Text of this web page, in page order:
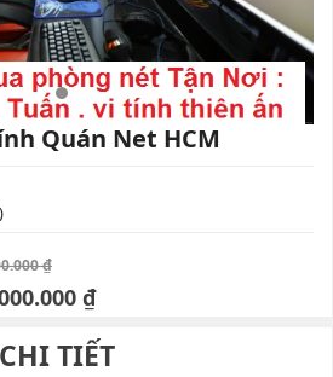
Quán Net HCM
₫
₫
TIẾT